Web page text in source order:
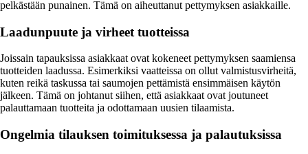
pelkästään punainen. Tämä on aiheuttanut pettymyksen asiakkaille.
Laadunpuute ja virheet tuotteissa
Joissain tapauksissa asiakkaat ovat kokeneet pettymyksen saamiensa
tuotteiden laadussa. Esimerkiksi vaatteissa on ollut valmistusvirheitä,
kuten reikä taskussa tai saumojen pettämistä ensimmäisen käytön
jälkeen. Tämä on johtanut siihen, että asiakkaat ovat joutuneet
palauttamaan tuotteita ja odottamaan uusien tilaamista.
Ongelmia tilauksen toimituksessa ja palautuksissa